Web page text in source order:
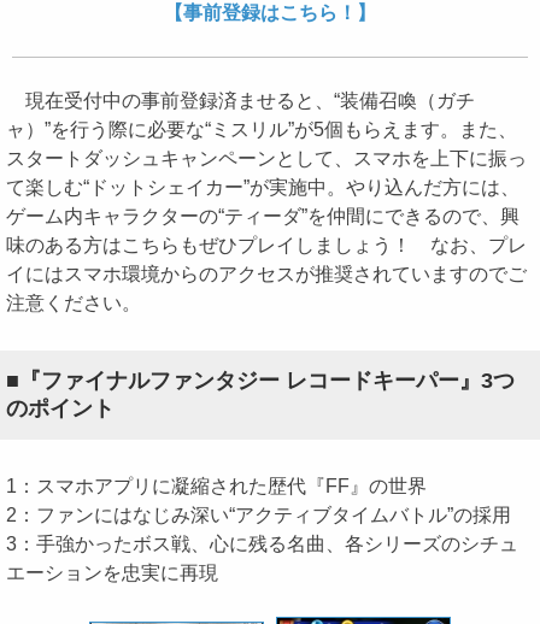
【事前登録はこちら！】
現在受付中の事前登録済ませると、“装備召喚（ガチ
ャ）”を行う際に必要な“ミスリル”が5個もらえます。また、
スタートダッシュキャンペーンとして、スマホを上下に振っ
て楽しむ“ドットシェイカー”が実施中。やり込んだ方には、
ゲーム内キャラクターの“ティーダ”を仲間にできるので、興
味のある方はこちらもぜひプレイしましょう！ なお、プレ
イにはスマホ環境からのアクセスが推奨されていますのでご
注意ください。
■『ファイナルファンタジー レコードキーパー』3つ
のポイント
1：スマホアプリに凝縮された歴代『FF』の世界
2：ファンにはなじみ深い“アクティブタイムバトル”の採用
3：手強かったボス戦、心に残る名曲、各シリーズのシチュ
エーションを忠実に再現